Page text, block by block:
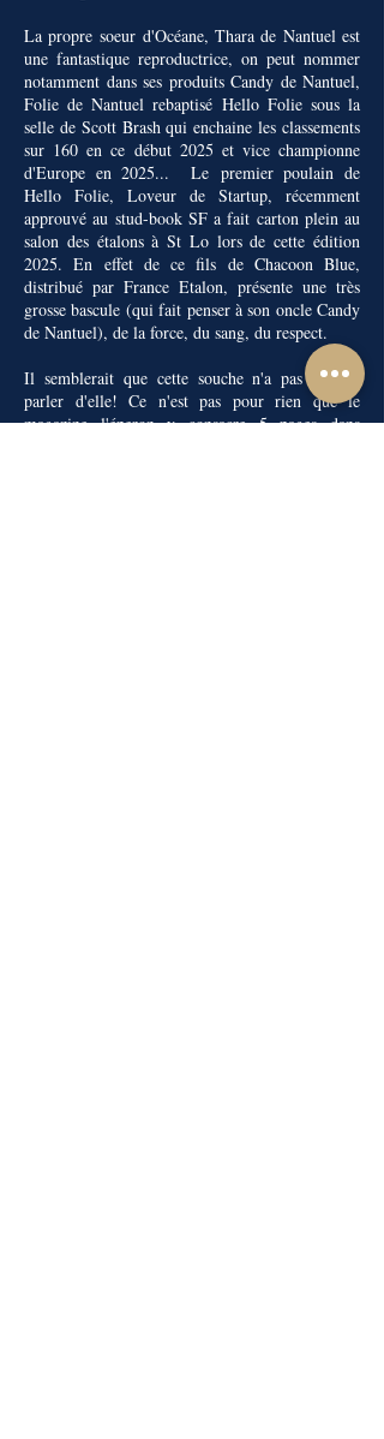
La propre soeur d'Océane, Thara de Nantuel est
une fantastique reproductrice, on peut nommer
notamment dans ses produits Candy de Nantuel,
Folie de Nantuel rebaptisé Hello Folie sous la
selle de Scott Brash qui enchaine les classements
sur 160 en ce début 2025 et vice championne
d'Europe en 2025... Le premier poulain de
Hello Folie, Loveur de Startup, récemment
approuvé au stud-book SF a fait carton plein au
salon des étalons à St Lo lors de cette édition
2025. En effet de ce fils de Chacoon Blue,
distribué par France Etalon, présente une très
grosse bascule (qui fait penser à son oncle Candy
de Nantuel), de la force, du sang, du respect.
Il semblerait que cette souche n'a pas fini de
parler d'elle! Ce n'est pas pour rien que le
magazine l'éperon y consacre 5 pages dans